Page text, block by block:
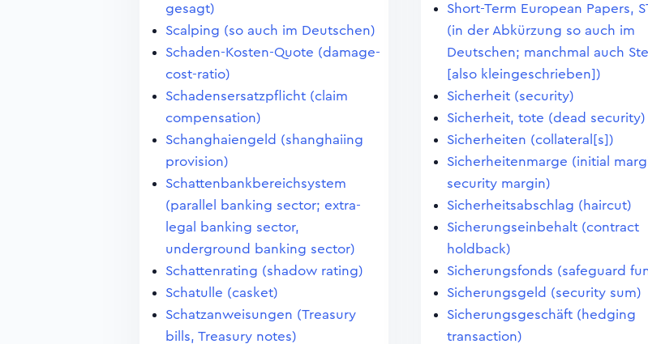
gesagt)
Scalping (so auch im Deutschen)
Schaden-Kosten-Quote (damage-
cost-ratio)
Schadensersatzpflicht (claim
compensation)
Schanghaiengeld (shanghaiing
provision)
Schattenbankbereichsystem
(parallel banking sector; extra-
legal banking sector,
underground banking sector)
Schattenrating (shadow rating)
Schatulle (casket)
Schatzanweisungen (Treasury
bills, Treasury notes)
Short-Term European Papers,
(in der Abkürzung so auch im
Deutschen; manchmal auch
[also kleingeschrieben])
Sicherheit (security)
Sicherheit, tote (dead security)
Sicherheiten (collateral[s])
Sicherheitenmarge (initial
security margin)
Sicherheitsabschlag (haircut)
Sicherungseinbehalt (contract
holdback)
Sicherungsfonds (safeguard
Sicherungsgeld (security sum)
Sicherungsgeschäft (hedging
transaction)